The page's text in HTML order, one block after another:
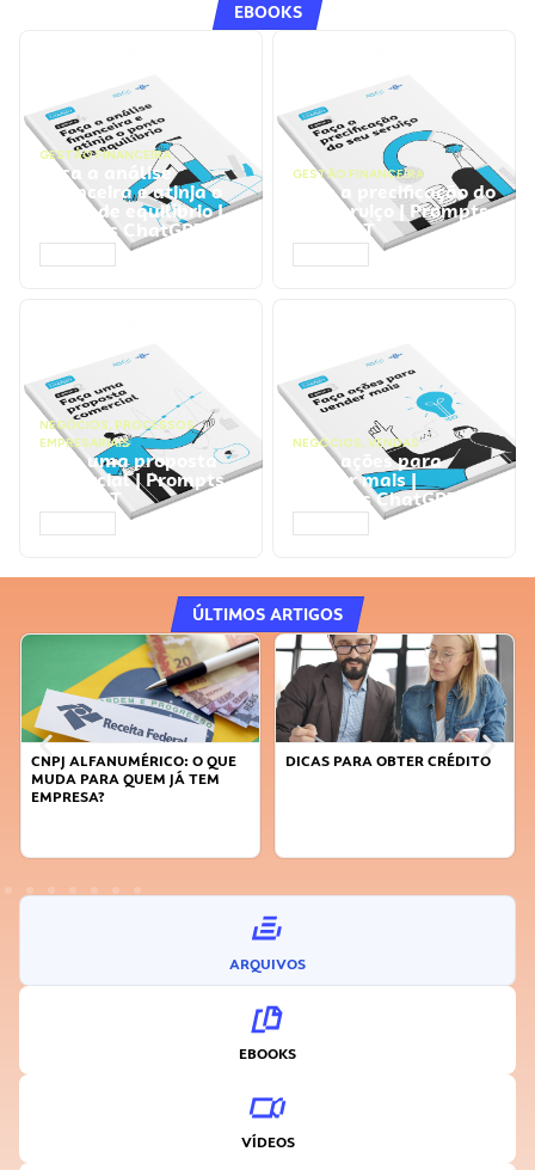
EBOOKS
GESTÃO FINANCEIRA
Faça a análise
financeira e atinja o
ponto de equilíbrio |
Prompts ChatGPT
GESTÃO FINANCEIRA
Faça a precificação do
seu serviço | Prompts
ChatGPT
NEGÓCIOS, PROCESSOS
EMPRESARIAIS
Faça uma proposta
comercial | Prompts
ChatGPT
NEGÓCIOS, VENDAS
Faça ações para
vender mais |
Prompts ChatGPT
ÚLTIMOS ARTIGOS
CNPJ ALFANUMÉRICO: O QUE
MUDA PARA QUEM JÁ TEM
EMPRESA?
DICAS PARA OBTER CRÉDITO
ARQUIVOS
EBOOKS
VÍDEOS